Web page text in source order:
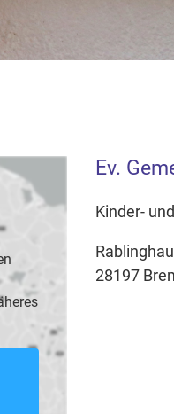
Ev.
Kinder-
28197